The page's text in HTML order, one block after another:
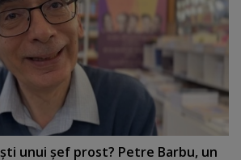
unui şef prost? Petre Barbu, un